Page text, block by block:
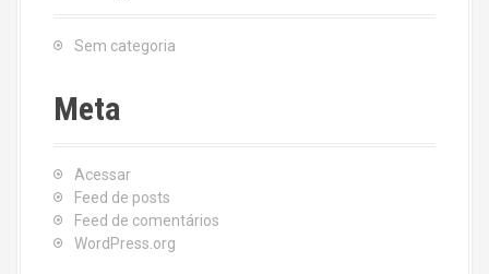
Sem categoria
Meta
Acessar
Feed de posts
Feed de comentários
WordPress.org